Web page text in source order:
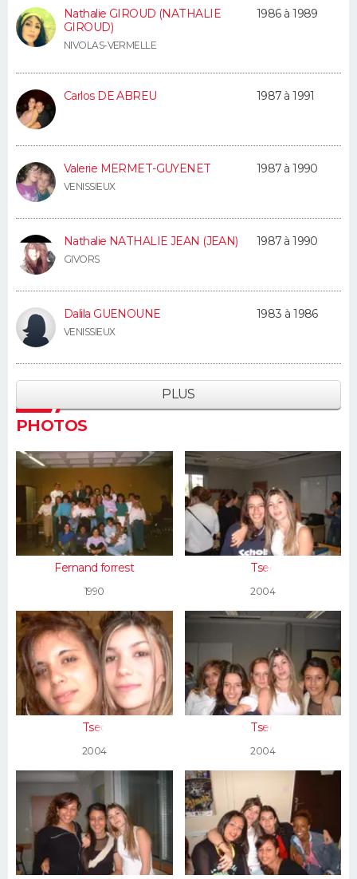
Nathalie GIROUD (NATHALIE
GIROUD)
NIVOLAS-VERMELLE
1986 à 1989
Carlos DE ABREU 1987 à 1991
Valerie MERMET-GUYENET
VENISSIEUX
1987 à 1990
Nathalie NATHALIE JEAN (JEAN)
GIVORS
1987 à 1990
Dalila GUENOUNE
VENISSIEUX
1983 à 1986
PLUS
PHOTOS
Fernand forrest
1990
Tsec
2004
Tsec
2004
Tsec
2004